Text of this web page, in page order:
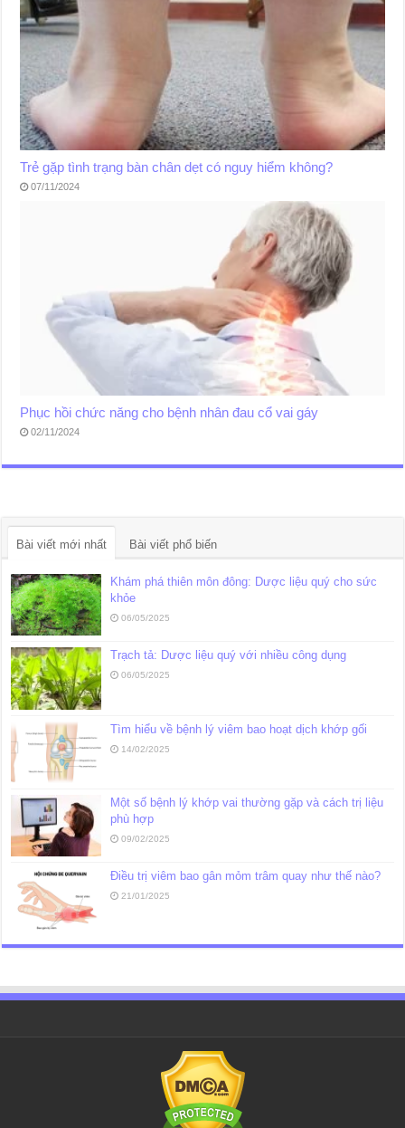
Trẻ gặp tình trạng bàn chân dẹt có nguy hiểm không?
07/11/2024
Phục hồi chức năng cho bệnh nhân đau cổ vai gáy
02/11/2024
Bài viết mới nhất Bài viết phổ biến
Khám phá thiên môn đông: Dược liệu quý cho sức
khỏe
06/05/2025
Trạch tả: Dược liệu quý với nhiều công dụng
06/05/2025
Tìm hiểu về bệnh lý viêm bao hoạt dịch khớp gối
14/02/2025
Một số bệnh lý khớp vai thường gặp và cách trị liệu
phù hợp
09/02/2025
Điều trị viêm bao gân mỏm trâm quay như thế nào?
21/01/2025